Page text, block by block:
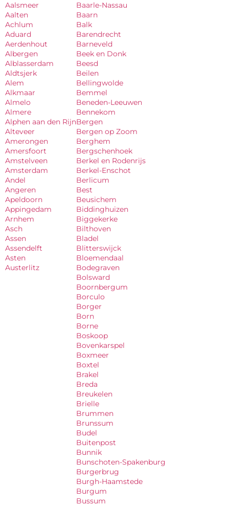
Aalsmeer
Aalten
Achlum
Aduard
Aerdenhout
Albergen
Alblasserdam
Aldtsjerk
Alem
Alkmaar
Almelo
Almere
Alphen aan den Rijn
Alteveer
Amerongen
Amersfoort
Amstelveen
Amsterdam
Andel
Angeren
Apeldoorn
Appingedam
Arnhem
Asch
Assen
Assendelft
Asten
Austerlitz
Baarle-Nassau
Baarn
Balk
Barendrecht
Barneveld
Beek en Donk
Beesd
Beilen
Bellingwolde
Bemmel
Beneden-Leeuwen
Bennekom
Bergen
Bergen op Zoom
Berghem
Bergschenhoek
Berkel en Rodenrijs
Berkel-Enschot
Berlicum
Best
Beusichem
Biddinghuizen
Biggekerke
Bilthoven
Bladel
Blitterswijck
Bloemendaal
Bodegraven
Bolsward
Boornbergum
Borculo
Borger
Born
Borne
Boskoop
Bovenkarspel
Boxmeer
Boxtel
Brakel
Breda
Breukelen
Brielle
Brummen
Brunssum
Budel
Buitenpost
Bunnik
Bunschoten-Spakenburg
Burgerbrug
Burgh-Haamstede
Burgum
Bussum